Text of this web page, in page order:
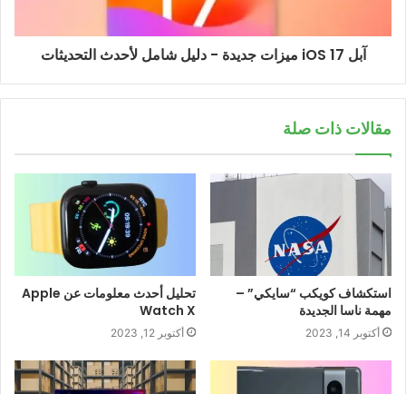
آبل iOS 17 ميزات جديدة - دليل شامل لأحدث التحديثات
مقالات ذات صلة
استكشاف كويكب “سايكي” –
مهمة ناسا الجديدة
أكتوبر 14, 2023
تحليل أحدث معلومات عن Apple
Watch X
أكتوبر 12, 2023